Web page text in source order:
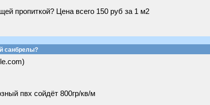
пропиткой? Цена всего 150 руб за 1 м2
санбрелы?
пвх сойдёт 800гр/кв/м